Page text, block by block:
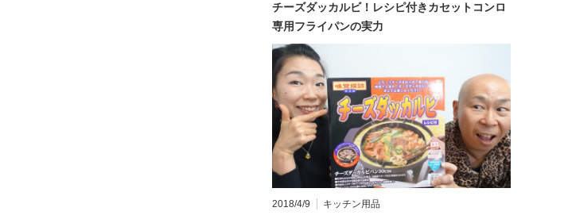
チーズダッカルビ！レシピ付きカセットコンロ
専用フライパンの実力
2018/4/9 キッチン用品